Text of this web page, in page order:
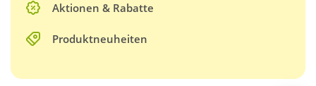
Aktionen & Rabatte
Produktneuheiten